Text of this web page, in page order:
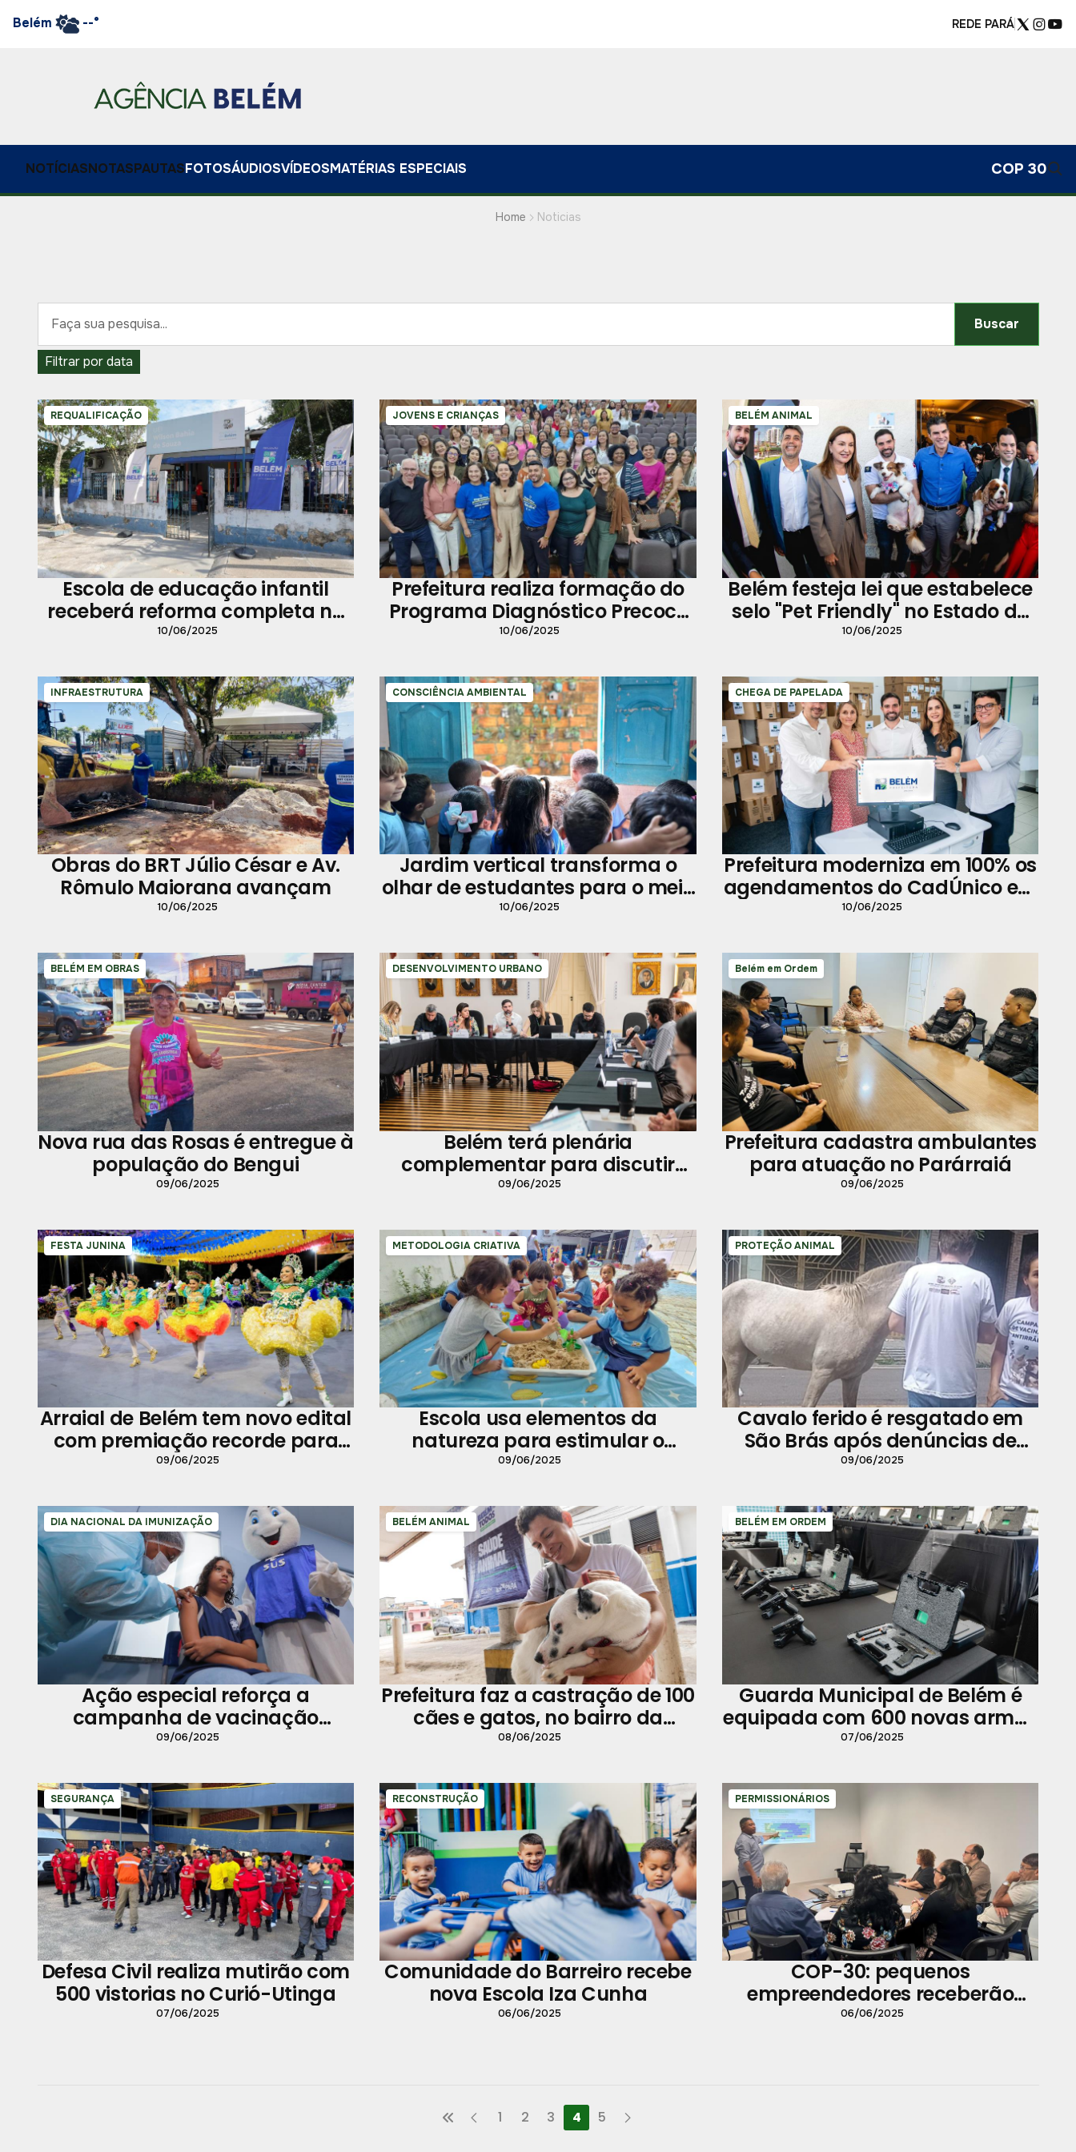
Belém --° REDE PARÁ
NOTÍCIASNOTASPAUTASFOTOSÁUDIOSVÍDEOSMATÉRIAS ESPECIAIS COP 30
Home Noticias
Buscar
Filtrar por data
REQUALIFICAÇÃO
Escola de educação infantil
receberá reforma completa no
Curió-Utinga
10/06/2025
JOVENS E CRIANÇAS
Prefeitura realiza formação do
Programa Diagnóstico Precoce
do Câncer
10/06/2025
BELÉM ANIMAL
Belém festeja lei que estabelece
selo "Pet Friendly" no Estado do
Pará
10/06/2025
INFRAESTRUTURA
Obras do BRT Júlio César e Av.
Rômulo Maiorana avançam
10/06/2025
CONSCIÊNCIA AMBIENTAL
Jardim vertical transforma o
olhar de estudantes para o meio
ambiente
10/06/2025
CHEGA DE PAPELADA
Prefeitura moderniza em 100% os
agendamentos do CadÚnico em
Belém
10/06/2025
BELÉM EM OBRAS
Nova rua das Rosas é entregue à
população do Bengui
09/06/2025
DESENVOLVIMENTO URBANO
Belém terá plenária
complementar para discutir
questões da cidade
09/06/2025
Belém em Ordem
Prefeitura cadastra ambulantes
para atuação no Parárraiá
09/06/2025
FESTA JUNINA
Arraial de Belém tem novo edital
com premiação recorde para
quadrilhas
09/06/2025
METODOLOGIA CRIATIVA
Escola usa elementos da
natureza para estimular o
aprendizado
09/06/2025
PROTEÇÃO ANIMAL
Cavalo ferido é resgatado em
São Brás após denúncias de
maus-tratos
09/06/2025
DIA NACIONAL DA IMUNIZAÇÃO
Ação especial reforça a
campanha de vacinação
escolar em Belém
09/06/2025
BELÉM ANIMAL
Prefeitura faz a castração de 100
cães e gatos, no bairro da
Condor
08/06/2025
BELÉM EM ORDEM
Guarda Municipal de Belém é
equipada com 600 novas armas
de fogo
07/06/2025
SEGURANÇA
Defesa Civil realiza mutirão com
500 vistorias no Curió-Utinga
07/06/2025
RECONSTRUÇÃO
Comunidade do Barreiro recebe
nova Escola Iza Cunha
06/06/2025
PERMISSIONÁRIOS
COP-30: pequenos
empreendedores receberão
capacitação do Sebrae
06/06/2025
1 2 3 4 5